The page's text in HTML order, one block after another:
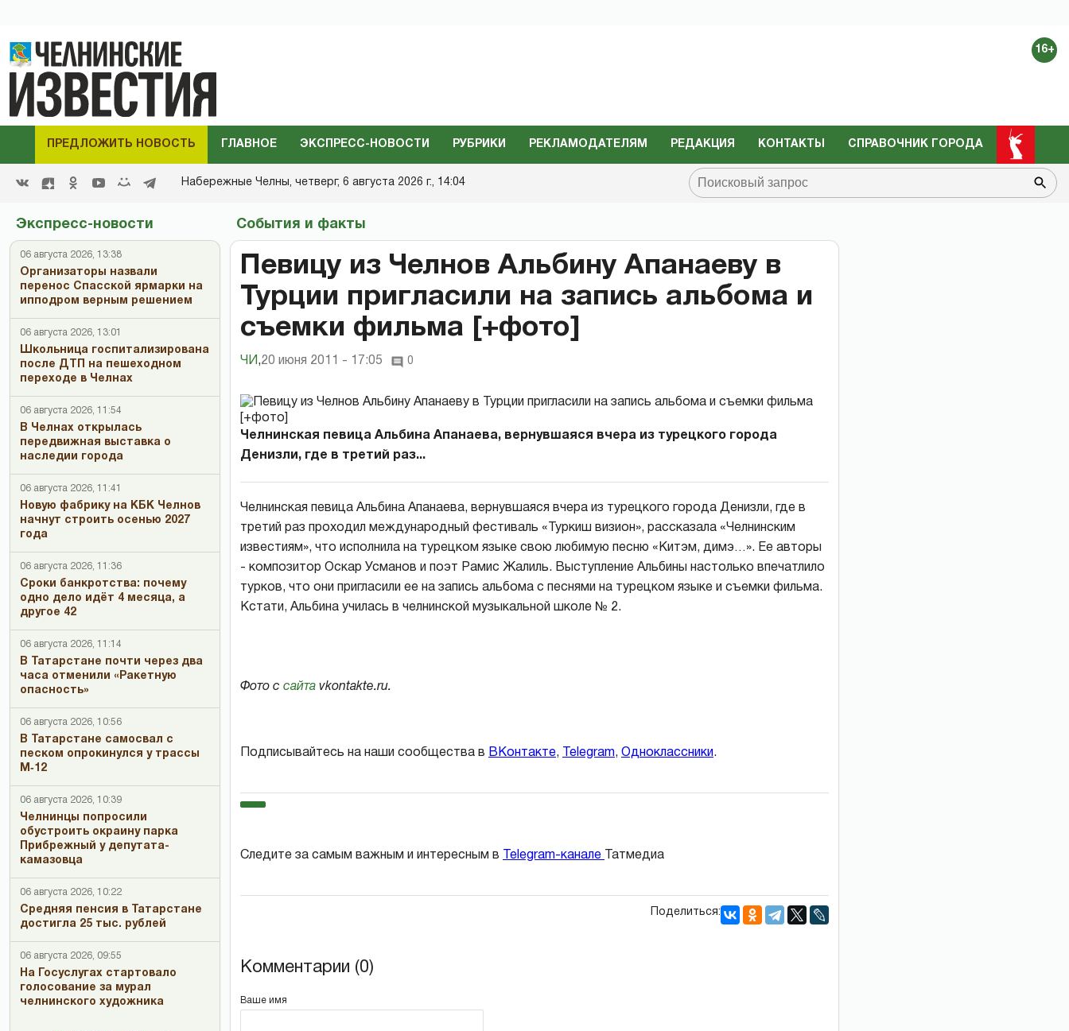
16+
ПРЕДЛОЖИТЬ НОВОСТЬ ГЛАВНОЕ ЭКСПРЕСС-НОВОСТИ РУБРИКИ РЕКЛАМОДАТЕЛЯМ РЕДАКЦИЯ КОНТАКТЫ СПРАВОЧНИК ГОРОДА
Набережные Челны, четверг, 6 августа 2026 г., 14:04
Экспресс-новости
06 августа 2026, 13:38
Организаторы назвали
перенос Спасской ярмарки на
ипподром верным решением
06 августа 2026, 13:01
Школьница госпитализирована
после ДТП на пешеходном
переходе в Челнах
06 августа 2026, 11:54
В Челнах открылась
передвижная выставка о
наследии города
06 августа 2026, 11:41
Новую фабрику на КБК Челнов
начнут строить осенью 2027
года
06 августа 2026, 11:36
Сроки банкротства: почему
одно дело идёт 4 месяца, а
другое 42
06 августа 2026, 11:14
В Татарстане почти через два
часа отменили «Ракетную
опасность»
06 августа 2026, 10:56
В Татарстане самосвал с
песком опрокинулся у трассы
М‑12
06 августа 2026, 10:39
Челнинцы попросили
обустроить окраину парка
Прибрежный у депутата-
камазовца
06 августа 2026, 10:22
Средняя пенсия в Татарстане
достигла 25 тыс. рублей
06 августа 2026, 09:55
На Госуслугах стартовало
голосование за мурал
челнинского художника
События и факты
Певицу из Челнов Альбину Апанаеву в
Турции пригласили на запись альбома и
съемки фильма [+фото]
ЧИ ,20 июня 2011 - 17:05 0
Челнинская певица Альбина Апанаева, вернувшаяся вчера из турецкого города
Денизли, где в третий раз...
Челнинская певица Альбина Апанаева, вернувшаяся вчера из турецкого города Денизли, где в
третий раз проходил международный фестиваль «Туркиш визион», рассказала «Челнинским
известиям», что исполнила на турецком языке свою любимую песню «Китэм, димэ…». Ее авторы
- композитор Оскар Усманов и поэт Рамис Жалиль. Выступление Альбины настолько впечатлило
турков, что они пригласили ее на запись альбома с песнями на турецком языке и съемки фильма.
Кстати, Альбина училась в челнинской музыкальной школе № 2.
Фото с сайта vkontakte.ru.
Подписывайтесь на наши сообщества в ВКонтакте, Telegram, Одноклассники.
Следите за самым важным и интересным в Telegram-канале Татмедиа
Поделиться:
Комментарии (0)
Ваше имя